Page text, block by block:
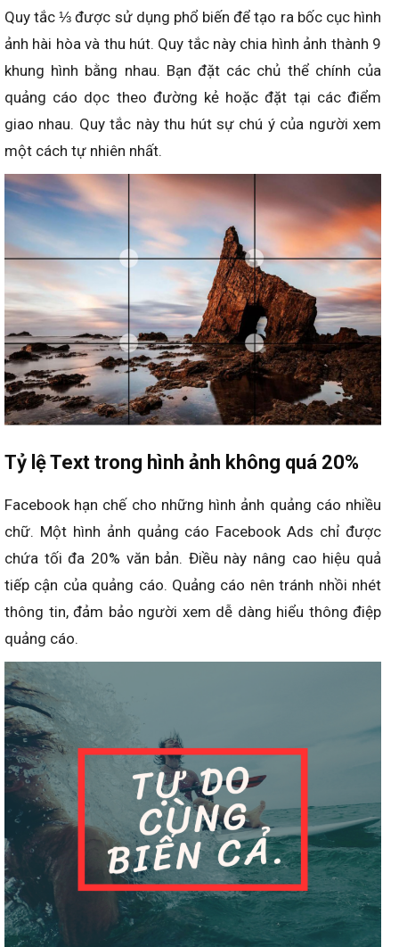
Quy tắc ⅓ được sử dụng phổ biến để tạo ra bốc cục hình
ảnh hài hòa và thu hút. Quy tắc này chia hình ảnh thành 9
khung hình bằng nhau. Bạn đặt các chủ thể chính của
quảng cáo dọc theo đường kẻ hoặc đặt tại các điểm
giao nhau. Quy tắc này thu hút sự chú ý của người xem
một cách tự nhiên nhất.
Tỷ lệ Text trong hình ảnh không quá 20%
Facebook hạn chế cho những hình ảnh quảng cáo nhiều
chữ. Một hình ảnh quảng cáo Facebook Ads chỉ được
chứa tối đa 20% văn bản. Điều này nâng cao hiệu quả
tiếp cận của quảng cáo. Quảng cáo nêntránh nhồi nhét
thông tin, đảm bảo người xem dễ dàng hiểu thông điệp
quảng cáo.